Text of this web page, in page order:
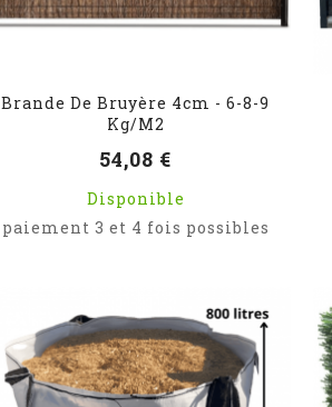
Brande De Bruyère 4cm - 6-8-9
Kg/m2
54,08 €
Disponible
paiement 3 et 4 fois possibles